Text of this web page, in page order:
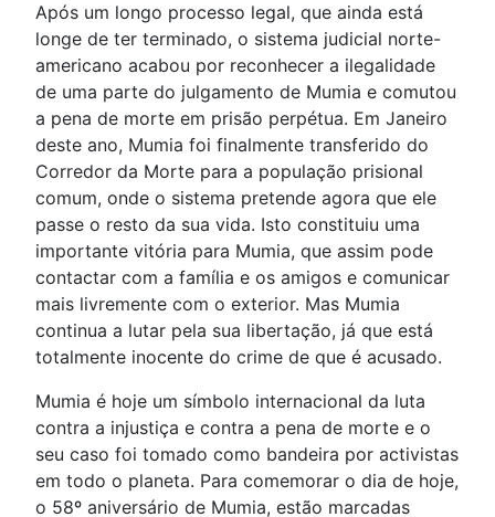
Após um longo processo legal, que ainda está
longe de ter terminado, o sistema judicial norte-
americano acabou por reconhecer a ilegalidade
de uma parte do julgamento de Mumia e comutou
a pena de morte em prisão perpétua. Em Janeiro
deste ano, Mumia foi finalmente transferido do
Corredor da Morte para a população prisional
comum, onde o sistema pretende agora que ele
passe o resto da sua vida. Isto constituiu uma
importante vitória para Mumia, que assim pode
contactar com a família e os amigos e comunicar
mais livremente com o exterior. Mas Mumia
continua a lutar pela sua libertação, já que está
totalmente inocente do crime de que é acusado.
Mumia é hoje um símbolo internacional da luta
contra a injustiça e contra a pena de morte e o
seu caso foi tomado como bandeira por activistas
em todo o planeta. Para comemorar o dia de hoje,
o 58º aniversário de Mumia, estão marcadas